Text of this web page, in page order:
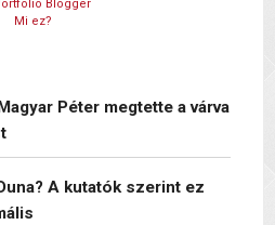
Mi ez?
Péter megtette a várva
A kutatók szerint ez